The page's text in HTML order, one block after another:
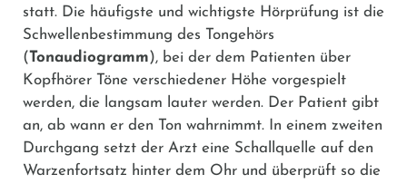
statt. Die häufigste und wichtigste Hörprüfung ist die
Schwellenbestimmung des Tongehörs
(Tonaudiogramm), bei der dem Patienten über
Kopfhörer Töne verschiedener Höhe vorgespielt
werden, die langsam lauter werden. Der Patient gibt
an, ab wann er den Ton wahrnimmt. In einem zweiten
Durchgang setzt der Arzt eine Schallquelle auf den
Warzenfortsatz hinter dem Ohr und überprüft so die